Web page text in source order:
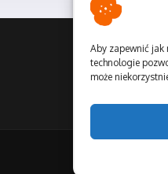
Aby zapewnić
technologie
może